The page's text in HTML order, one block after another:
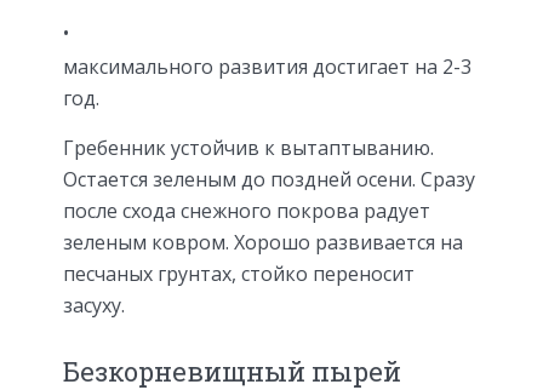
максимального развития достигает на 2-3
год.
Гребенник устойчив к вытаптыванию.
Остается зеленым до поздней осени. Сразу
после схода снежного покрова радует
зеленым ковром. Хорошо развивается на
песчаных грунтах, стойко переносит
засуху.
Безкорневищный пырей